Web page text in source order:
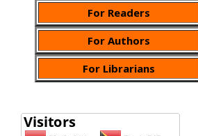
For Readers
For Authors
For Librarians